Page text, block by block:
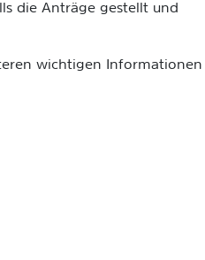
die Anträge gestellt und
wichtigen Informationen